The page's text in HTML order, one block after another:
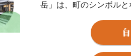
岳」は、町のシンボル
から1,300年前、銅が産
使用されたと伝えられ
大和王朝に送り続けた